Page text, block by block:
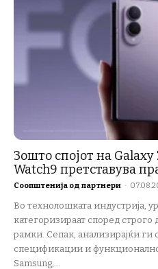
Зошто спојот на Galaxy
Watch9 претставува
Соопштенија од партнери -
Во технолошката индустрија,
категоризираат според
рамки. Сепак, анализирајќи ги
спецификации и
Samsung,...